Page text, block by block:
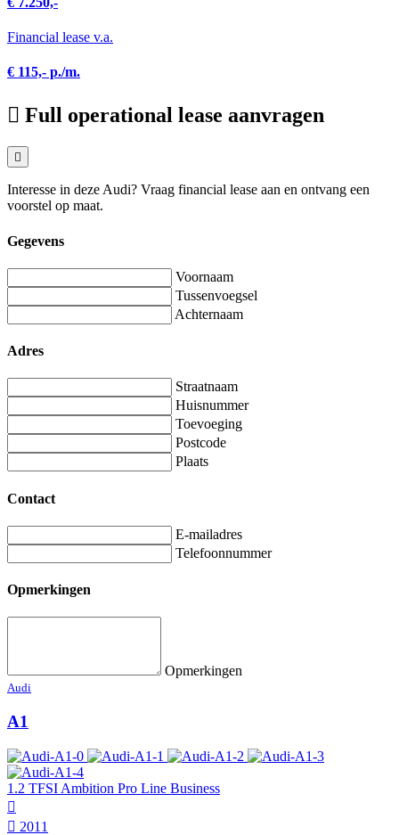
Financial lease v.a.
€ 115,- p./m.
Full operational lease aanvragen
Interesse in deze Audi? Vraag financial lease aan en ontvang een
voorstel op maat.
Gegevens
Voornaam
Tussenvoegsel
Achternaam
Adres
Straatnaam
Huisnummer
Toevoeging
Postcode
Plaats
Contact
E-mailadres
Telefoonnummer
Opmerkingen
Opmerkingen
Audi
A1
1.2 TFSI Ambition Pro Line Business
2011